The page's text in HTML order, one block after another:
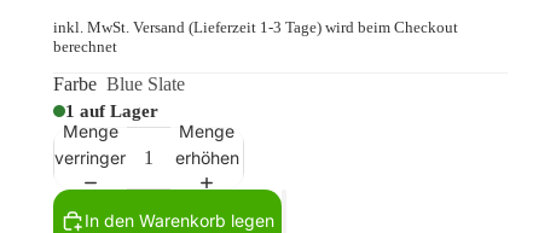
inkl. MwSt. Versand (Lieferzeit 1-3 Tage) wird beim Checkout
berechnet
Farbe Blue Slate
1 auf Lager
Menge
verringern
Menge
erhöhen
In den Warenkorb legen